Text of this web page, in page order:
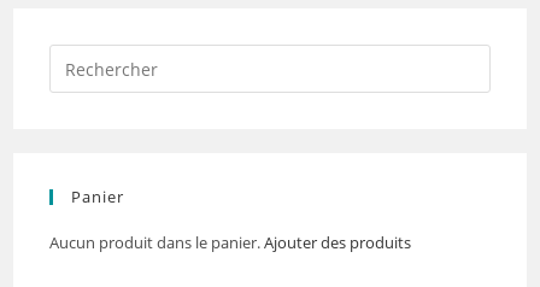
Panier
Aucun produit dans le panier.Ajouter des produits